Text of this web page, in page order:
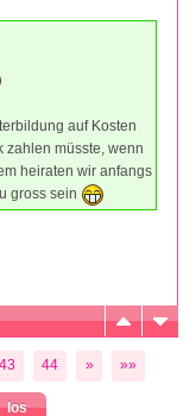
auf Kosten
zahlen müsste, wenn
heiraten wir anfangs
gross sein
43 44 » »»